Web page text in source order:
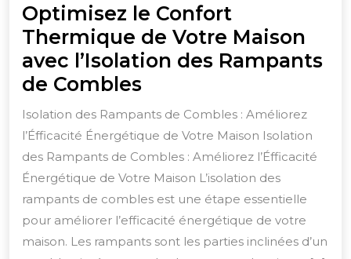
Optimisez le Confort
Thermique de Votre Maison
avec l’Isolation des Rampants
de ComblesOptimisez
le
Confort
Thermique
de
Votre
Maison
avec
Isolation des Rampants de Combles : Améliorez
l’Éfficacité Énergétique de Votre Maison Isolation
des Rampants de Combles : Améliorez l’Éfficacité
Énergétique de Votre Maison L’isolation des
rampants de combles est une étape essentielle
pour améliorer l’efficacité énergétique de votre
maison. Les rampants sont les parties inclinées d’un